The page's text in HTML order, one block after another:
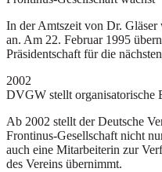
In der Amtszeit von Dr.
an. Am 22. Februar 1995
Präsidentschaft für die
2002
DVGW stellt organisatorische
Ab 2002 stellt der Deutsche
Frontinus-Gesellschaft nicht
auch eine Mitarbeiterin zur
des Vereins übernimmt.